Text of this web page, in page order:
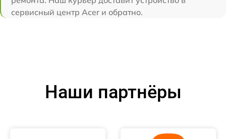
сервисный центр Acer и обратно.
Наши партнёры